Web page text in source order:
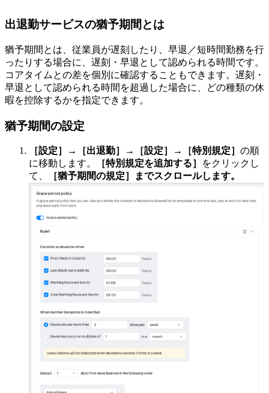
出退勤サービスの猶予期間とは
猶予期間とは、従業員が遅刻したり、早退／短時間勤務を行
ったりする場合に、遅刻・早退として認められる時間です。
コアタイムとの差を個別に確認することもできます。遅刻・
早退として認められる時間を超過した場合に、どの種類の休
暇を控除するかを指定できます。
猶予期間の設定
［設定］→［出退勤］→［設定］→［特別規定］ の順
に移動します。
［特別規定を追加する］
をクリックし
て、
［猶予期間の規定］までスクロールします。